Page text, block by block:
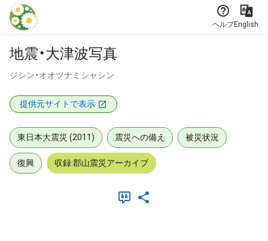
本文に飛ぶ
ヘルプEnglish
地震・大津波写真
ジシン・オオツナミシャシン
提供元サイトで表示
東日本大震災 (2011) 震災への備え 被災状況
復興 収録:郡山震災アーカイブ